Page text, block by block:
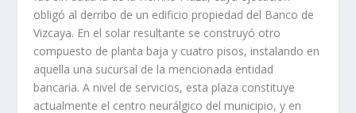
obligó al derribo de un edificio propiedad del Banco de
Vizcaya. En el solar resultante se construyó otro
compuesto de planta baja y cuatro pisos, instalando en
aquella una sucursal de la mencionada entidad
bancaria. A nivel de servicios, esta plaza constituye
actualmente el centro neurálgico del municipio, y en